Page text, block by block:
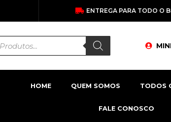
ENTREGA PARA TODO O
HOME QUEM SOMOS TODOS
FALE CONOSCO